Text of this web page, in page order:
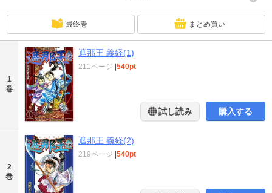
最終巻 まとめ買い
1
巻
遮那王 義経(1)
211ページ |540pt
試し読み 購入する
2
巻
遮那王 義経(2)
219ページ |540pt